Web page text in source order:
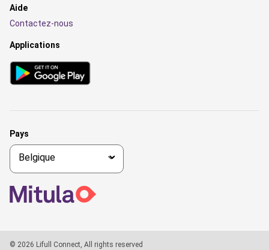
Aide
Contactez-nous
Applications
Pays
© 2026 Lifull Connect, All rights reserved